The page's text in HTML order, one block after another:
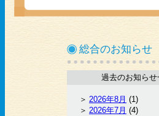
総合のお知らせ
過去のお知らせ
2026年8月 (1)
2026年7月 (4)